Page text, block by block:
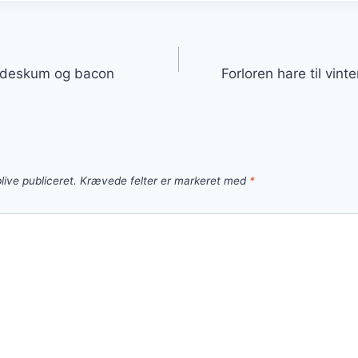
og bacon Forloren hare til
publiceret. Krævede felter er markeret med *